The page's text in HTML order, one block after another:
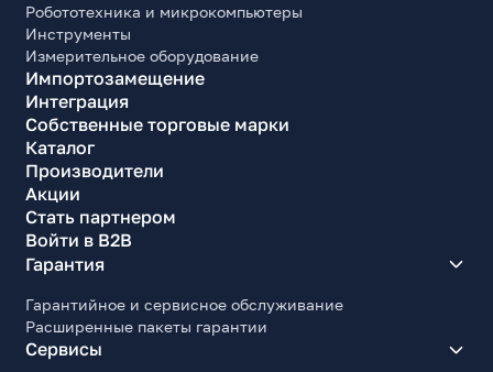
Робототехника и микрокомпьютеры
Инструменты
Измерительное оборудование
Импортозамещение
Интеграция
Собственные торговые марки
Каталог
Производители
Акции
Стать партнером
Войти в B2B
Гарантия
Гарантийное и сервисное обслуживание
Расширенные пакеты гарантии
Сервисы